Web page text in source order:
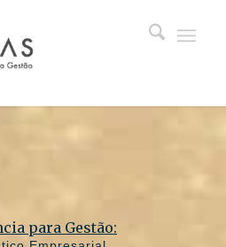
para Gestão: